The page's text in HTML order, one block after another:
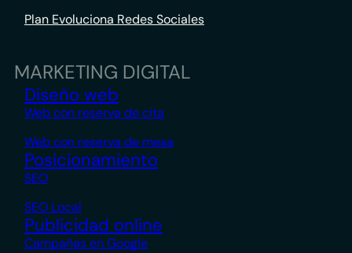
Plan Evoluciona Redes Sociales
MARKETING DIGITAL
Diseño web
Web con reserva de cita
Web con reserva de mesa
Posicionamiento
SEO
SEO Local
Publicidad online
Campañas en Google